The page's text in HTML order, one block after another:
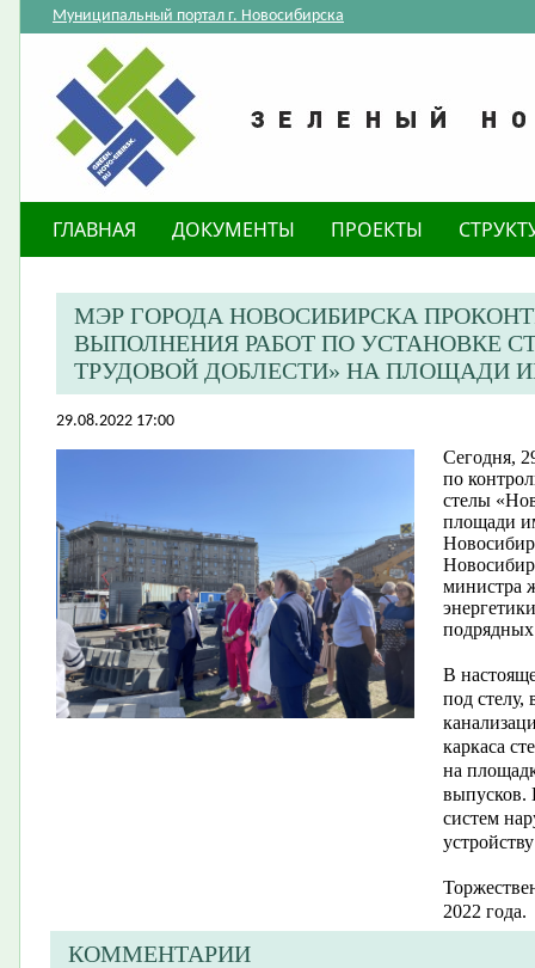
Муниципальный портал г. Новосибирска
ГЛАВНАЯ ДОКУМЕНТЫ ПРОЕКТЫ
МЭР ГОРОДА НОВОСИБИРСКА
ВЫПОЛНЕНИЯ РАБОТ ПО УСТАНОВКЕ
ТРУДОВОЙ ДОБЛЕСТИ» НА ПЛОЩАДИ
29.08.2022 17:00
Сегодня,
по
стелы
площади
министра
В
под стелу,
каркаса
на
выпусков.
систем
2022 года.
КОММЕНТАРИИ